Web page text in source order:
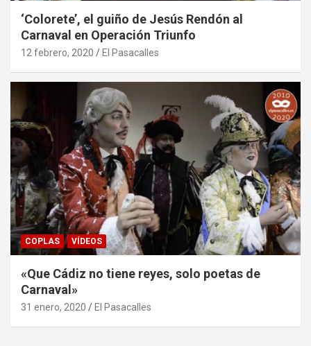
‘Colorete’, el guiño de Jesús Rendón al
Carnaval en Operación Triunfo
12 febrero, 2020 El Pasacalles
COPLAS VÍDEOS
«Que Cádiz no tiene reyes, solo poetas de
Carnaval»
31 enero, 2020 El Pasacalles